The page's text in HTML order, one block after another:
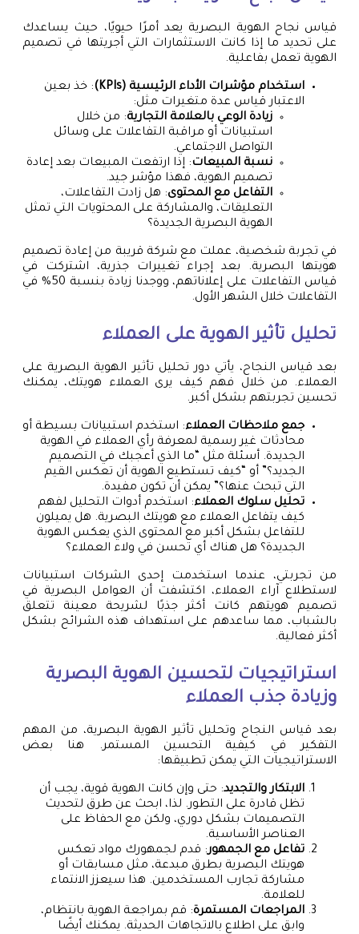
قياس نجاح الهوية البصرية يعد أمرًا حيويًا، حيث يساعدك
على تحديد ما إذا كانت الاستثمارات التي أجريتها في تصميم
الهوية تعمل بفاعلية.
استخدام مؤشرات الأداء الرئيسية (KPIs)
: خذ بعين
الاعتبار قياس عدة متغيرات مثل:
زيادة الوعي بالعلامة التجارية: من خلال
استبيانات أو مراقبة التفاعلات على وسائل
التواصل الاجتماعي.
نسبة المبيعات: إذا ارتفعت المبيعات بعد إعادة
تصميم الهوية، فهذا مؤشر جيد.
التفاعل مع المحتوى: هل زادت التفاعلات،
التعليقات، والمشاركة على المحتويات التي تمثل
الهوية البصرية الجديدة؟
في تجربة شخصية، عملت مع شركة قريبة من إعادة تصميم
هويتها البصرية. بعد إجراء تغييرات جذرية، اشتركت في
قياس التفاعلات على إعلاناتهم، ووجدنا زيادة بنسبة 50% في
التفاعلات خلال الشهر الأول.
تحليل تأثير الهوية على العملاء
بعد قياس النجاح، يأتي دور تحليل تأثير الهوية البصرية على
العملاء. من خلال فهم كيف يرى العملاء هويتك، يمكنك
تحسين تجربتهم بشكل أكبر.
جمع ملاحظات العملاء: استخدم استبيانات بسيطة أو
محادثات غير رسمية لمعرفة رأي العملاء في الهوية
الجديدة. أسئلة مثل “ما الذي أعجبك في التصميم
الجديد؟” أو “كيف تستطيع الهوية أن تعكس القيم
التي تبحث عنها؟” يمكن أن تكون مفيدة.
تحليل سلوك العملاء: استخدم أدوات التحليل لفهم
كيف يتفاعل العملاء مع هويتك البصرية. هل يميلون
للتفاعل بشكل أكبر مع المحتوى الذي يعكس الهوية
الجديدة؟ هل هناك أي تحسن في ولاء العملاء؟
من تجربتي، عندما استخدمت إحدى الشركات استبيانات
لاستطلاع آراء العملاء، اكتشفت أن العوامل البصرية في
تصميم هويتهم كانت أكثر جذبًا لشريحة معينة تتعلق
بالشباب، مما ساعدهم على استهداف هذه الشرائح بشكل
أكثر فعالية.
استراتيجيات لتحسين الهوية البصرية
وزيادة جذب العملاء
بعد قياس النجاح وتحليل تأثير الهوية البصرية، من المهم
التفكير في كيفية التحسين المستمر. هنا بعض
الاستراتيجيات التي يمكن تطبيقها:
الابتكار والتجديد: حتى وإن كانت الهوية قوية، يجب أن
تظل قادرة على التطور. لذا، ابحث عن طرق لتحديث
التصميمات بشكل دوري، ولكن مع الحفاظ على
العناصر الأساسية.
تفاعل مع الجمهور: قدم لجمهورك مواد تعكس
هويتك البصرية بطرق مبدعة، مثل مسابقات أو
مشاركة تجارب المستخدمين. هذا سيعزز الانتماء
للعلامة.
المراجعات المستمرة: قم بمراجعة الهوية بانتظام،
وابق على اطلاع بالاتجاهات الحديثة. يمكنك أيضًا